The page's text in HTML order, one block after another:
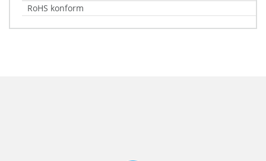
RoHS konform